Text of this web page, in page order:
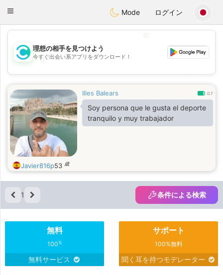
olombiaCitas
Toggle
Mode ログイン
💖
💕
理想の相手を見つけよう
今すぐ出会い系アプリをダウンロード！
Illes Balears 0.7
Soy persona que le gusta el deporte
tranquilo y muy trabajador
Javier816p53 歳
1 条件による検索
無料
100%
無料サービス
サポート
100%無料
聞く耳を持つモデレーター